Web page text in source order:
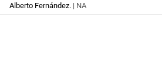
Alberto Fernández. | NA